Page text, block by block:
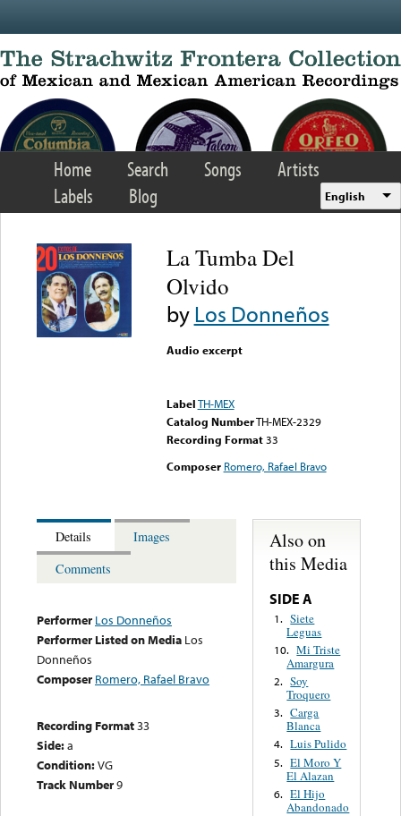
Home Search Songs
Artists
Labels
Blog English
La Tumba Del
Olvido
byLos Donneños
Audio excerpt
LabelTH-MEX
Catalog NumberTH-MEX-2329
Recording Format33
Composer Romero, Rafael Bravo
Details
Images
Comments
Performer Los Donneños
Performer Listed on Media Los
Donneños
Composer Romero, Rafael Bravo
Recording Format33
Side:a
Condition:VG
Track Number9
Also on
this Media
SIDE A
1. Siete
Leguas
10. Mi Triste
Amargura
2. Soy
Troquero
3. Carga
Blanca
4. Luis Pulido
5. El Moro Y
El Alazan
6. El Hijo
Abandonado